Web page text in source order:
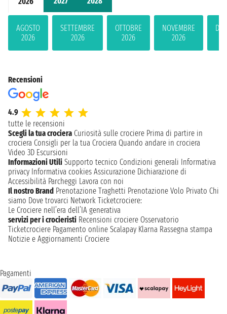
AGOSTO
2026
SETTEMBRE
2026
OTTOBRE
2026
NOVEMBRE
2026
Recensioni
4.9
tutte le recensioni
Scegli la tua crociera Curiosità sulle crociere Prima di partire in
crociera Consigli per la tua Crociera Quando andare in crociera
Video 3D Escursioni
Informazioni Utili Supporto tecnico Condizioni generali Informativa
privacy Informativa cookies Assicurazione Dichiarazione di
Accessibilità Parcheggi Lavora con noi
Il nostro Brand Prenotazione Traghetti Prenotazione Volo Privato Chi
siamo Dove trovarci Network Ticketcrociere:
Le Crociere nell’era dell’IA generativa
servizi per i crocieristi Recensioni crociere Osservatorio
Ticketcrociere Pagamento online Scalapay Klarna Rassegna stampa
Notizie e Aggiornamenti Crociere
Pagamenti